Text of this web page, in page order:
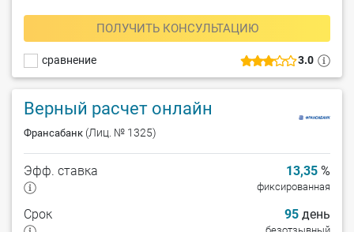
3.0
сравнение
ПОЛУЧИТЬ КОНСУЛЬТАЦИЮ
Верный расчет онлайн
Франсабанк (Лиц. № 1325)
Эфф. ставка 13,35 %
фиксированная
Срок 95 день